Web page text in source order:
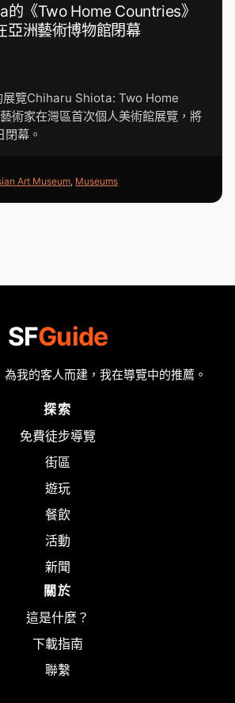
的《Two Home Countries》
亞洲藝術博物館閉幕
展覽Chiharu Shiota: Two Home
術家在灣區首次個人美術館展覽，將
幕。
Art Museum, Museums
SFGuide
我的客人而建，我在導覽中的推薦。
探索
免費徒步導覽
街區
遊玩
餐飲
活動
新聞
關於
這是什麼？
下載指南
聯繫